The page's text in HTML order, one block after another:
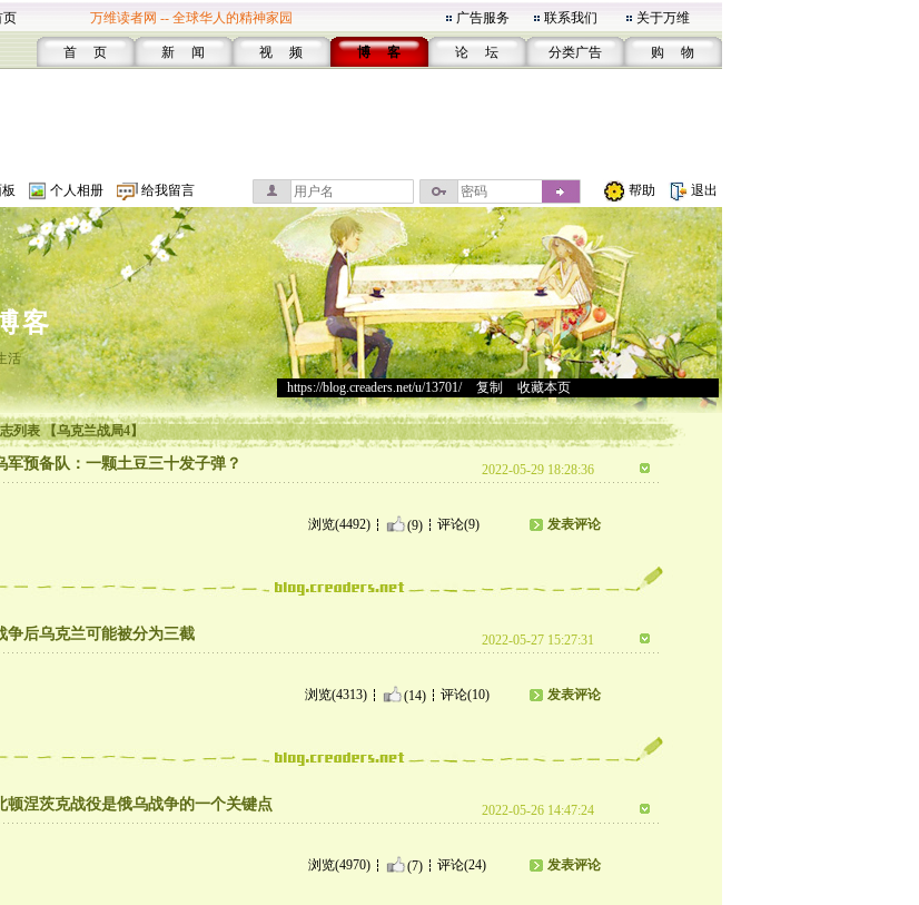
页 万维读者网 -- 全球华人的精神家园 广告服务 联系我们 关于万维
首 页 新 闻 视 频 博 客 论 坛 分类广告 购 物
个人相册 给我留言 帮助 退出
客
活
https://blog.creaders.net/u/13701/> 复制 收藏本页
列表 【乌克兰战局4】
军预备队：一颗土豆三十发子弹？ 2022-05-29 18:28:36
浏览(4492) (9) 评论(9) 发表评论
争后乌克兰可能被分为三截 2022-05-27 15:27:31
浏览(4313) (14) 评论(10) 发表评论
顿涅茨克战役是俄乌战争的一个关键点 2022-05-26 14:47:24
浏览(4970) (7) 评论(24) 发表评论